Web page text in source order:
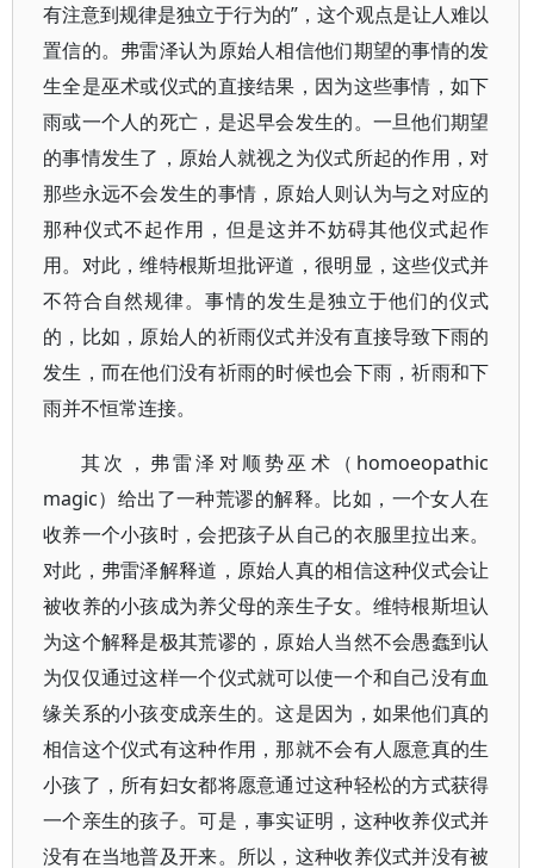
有注意到规律是独立于行为的”，这个观点是让人难以
置信的。弗雷泽认为原始人相信他们期望的事情的发
生全是巫术或仪式的直接结果，因为这些事情，如下
雨或一个人的死亡，是迟早会发生的。一旦他们期望
的事情发生了，原始人就视之为仪式所起的作用，对
那些永远不会发生的事情，原始人则认为与之对应的
那种仪式不起作用，但是这并不妨碍其他仪式起作
用。对此，维特根斯坦批评道，很明显，这些仪式并
不符合自然规律。事情的发生是独立于他们的仪式
的，比如，原始人的祈雨仪式并没有直接导致下雨的
发生，而在他们没有祈雨的时候也会下雨，祈雨和下
雨并不恒常连接。
其次，弗雷泽对顺势巫术（homoeopathic
magic）给出了一种荒谬的解释。比如，一个女人在
收养一个小孩时，会把孩子从自己的衣服里拉出来。
对此，弗雷泽解释道，原始人真的相信这种仪式会让
被收养的小孩成为养父母的亲生子女。维特根斯坦认
为这个解释是极其荒谬的，原始人当然不会愚蠢到认
为仅仅通过这样一个仪式就可以使一个和自己没有血
缘关系的小孩变成亲生的。这是因为，如果他们真的
相信这个仪式有这种作用，那就不会有人愿意真的生
小孩了，所有妇女都将愿意通过这种轻松的方式获得
一个亲生的孩子。可是，事实证明，这种收养仪式并
没有在当地普及开来。所以，这种收养仪式并没有被